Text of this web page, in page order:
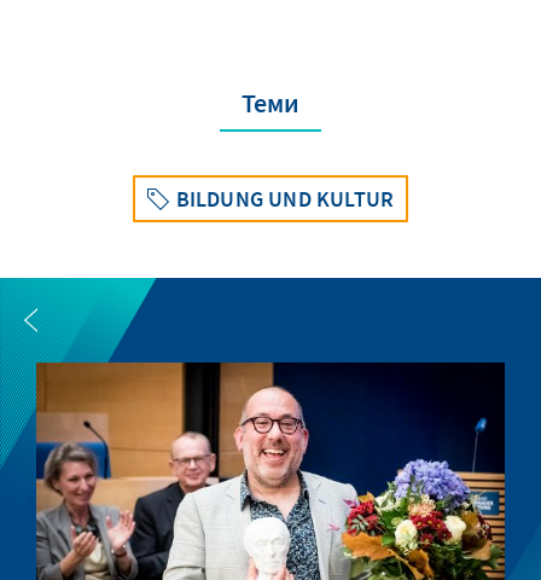
Теми
BILDUNG UND KULTUR